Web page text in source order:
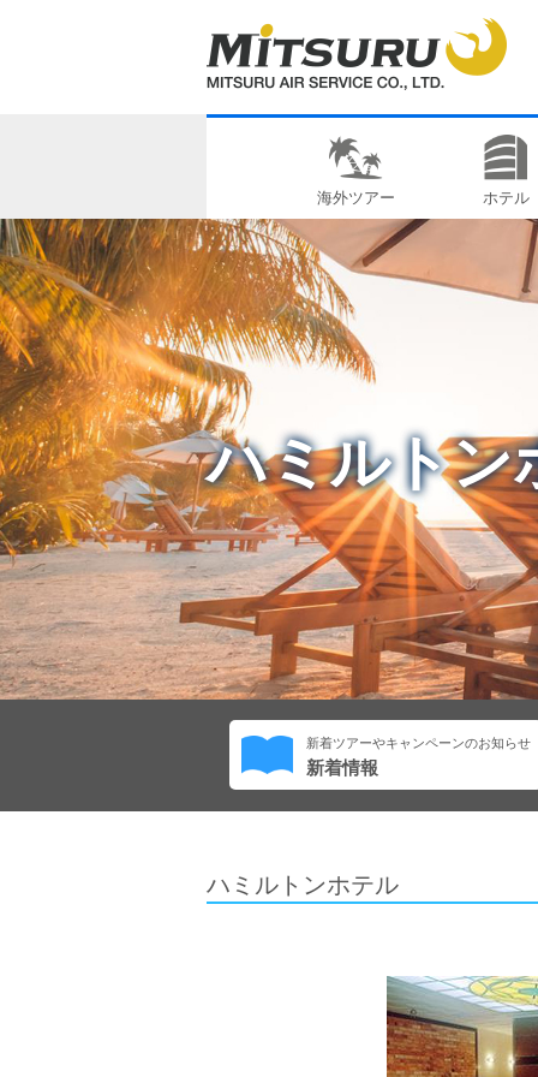
海外ツアー ホテル
ハミルトン
新着ツアーやキャンペーンのお知らせ
新着情報
ハミルトンホテル